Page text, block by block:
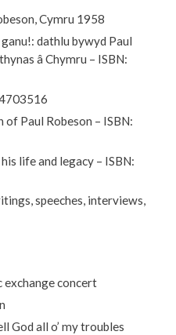
Cymru 1958
dathlu bywyd Paul
â Chymru – ISBN:
of Paul Robeson – ISBN:
life and legacy – ISBN:
speeches, interviews,
concert
God all o’ my troubles